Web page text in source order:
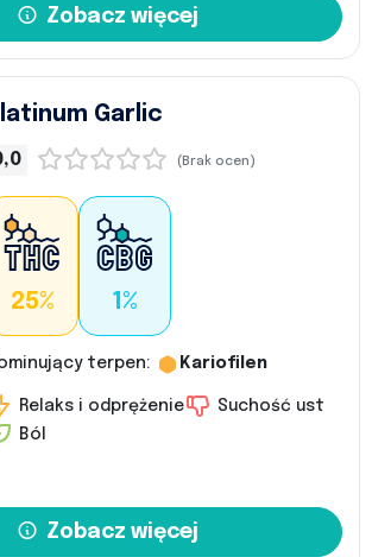
Zobacz więcej
Garlic
(Brak ocen)
25% 1%
terpen: Kariofilen
Relaks i odprężenie
Suchość ust
Ból
Zobacz więcej